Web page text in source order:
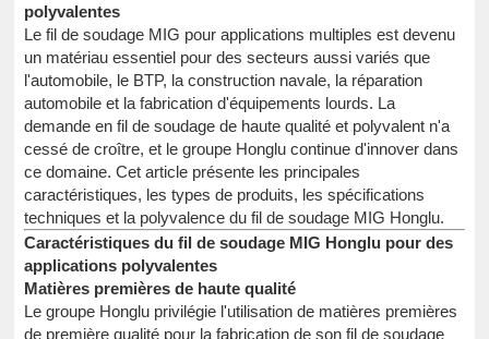
polyvalentes
Le fil de soudage MIG pour applications multiples est devenu
un matériau essentiel pour des secteurs aussi variés que
l'automobile, le BTP, la construction navale, la réparation
automobile et la fabrication d'équipements lourds. La
demande en fil de soudage de haute qualité et polyvalent n'a
cessé de croître, et le groupe Honglu continue d'innover dans
ce domaine. Cet article présente les principales
caractéristiques, les types de produits, les spécifications
techniques et la polyvalence du fil de soudage MIG Honglu.
Caractéristiques du fil de soudage MIG Honglu pour des
applications polyvalentes
Matières premières de haute qualité
Le groupe Honglu privilégie l'utilisation de matières premières
de première qualité pour la fabrication de son fil de soudage